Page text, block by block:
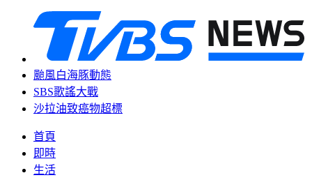
颱風白海豚動態
SBS歌謠大戰
沙拉油致癌物超標
首頁
即時
生活